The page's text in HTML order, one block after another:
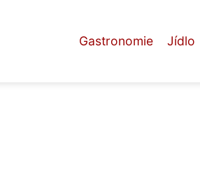
Gastronomie Jídlo